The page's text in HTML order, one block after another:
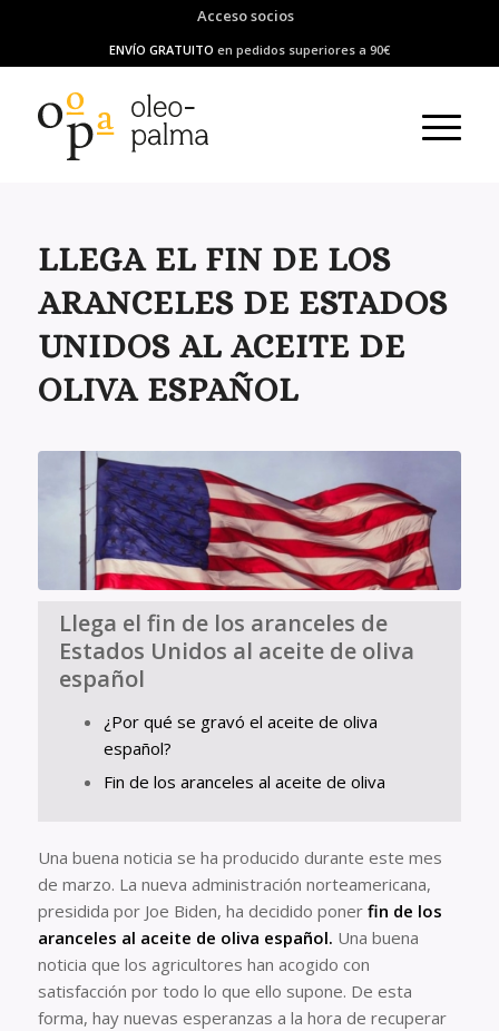
Acceso socios
ENVÍO GRATUITO en pedidos superiores a 90€
LLEGA EL FIN DE LOS
ARANCELES DE ESTADOS
UNIDOS AL ACEITE DE
OLIVA ESPAÑOL
Llega el fin de los aranceles de
Estados Unidos al aceite de oliva
español
¿Por qué se gravó el aceite de oliva
español?
Fin de los aranceles al aceite de oliva
Una buena noticia se ha producido durante este mes
de marzo. La nueva administración norteamericana,
presidida por Joe Biden, ha decidido ponerfin de los
aranceles al aceite de oliva español. Una buena
noticia que los agricultores han acogido con
satisfacción por todo lo que ello supone. De esta
forma, hay nuevas esperanzas a la hora de recuperar